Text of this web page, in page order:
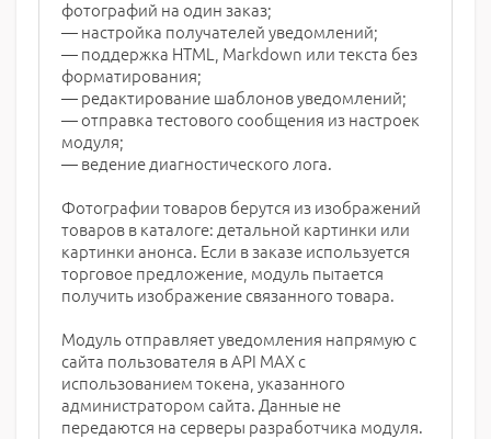
фотографий на один заказ;
— настройка получателей уведомлений;
— поддержка HTML, Markdown или текста без
форматирования;
— редактирование шаблонов уведомлений;
— отправка тестового сообщения из настроек
модуля;
— ведение диагностического лога.
Фотографии товаров берутся из изображений
товаров в каталоге: детальной картинки или
картинки анонса. Если в заказе используется
торговое предложение, модуль пытается
получить изображение связанного товара.
Модуль отправляет уведомления напрямую с
сайта пользователя в API MAX с
использованием токена, указанного
администратором сайта. Данные не
передаются на серверы разработчика модуля.